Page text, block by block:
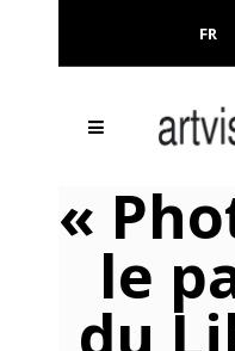
FR
«
le
Inscrivez-